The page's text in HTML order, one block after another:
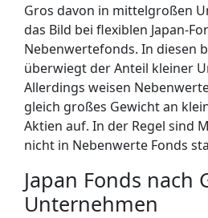
Gros davon in mittelgroßen
das Bild bei flexiblen Japan-
Nebenwertefonds. In diesen
überwiegt der Anteil kleiner
Allerdings weisen
gleich großes Gewicht an
Aktien auf. In der Regel sind
nicht in Nebenwerte Fonds
Japan Fonds nach
Unternehmen